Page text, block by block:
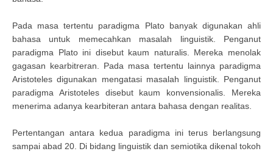
Pada masa tertentu paradigma Plato banyak digunakan ahli
bahasa untuk memecahkan masalah linguistik. Penganut
paradigma Plato ini disebut kaum naturalis. Mereka menolak
gagasan kearbitreran. Pada masa tertentu lainnya paradigma
Aristoteles digunakan mengatasi masalah linguistik. Penganut
paradigma Aristoteles disebut kaum konvensionalis. Mereka
menerima adanya kearbiteran antara bahasa dengan realitas.
Pertentangan antara kedua paradigma ini terus berlangsung
sampai abad 20. Di bidang linguistik dan semiotika dikenal tokoh